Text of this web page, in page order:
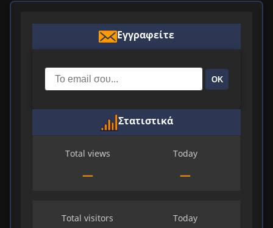
Εγγραφείτε
ΟΚ
Στατιστικά
Total views
—
Today
—
Total visitors Today